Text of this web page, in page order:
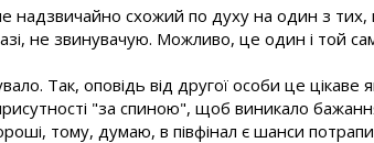
надзвичайно схожий по духу на один з
разі, не звинувачую. Можливо, це один і той
Так, оповідь від другої особи це
"за спиною", щоб виникало
тому, думаю, в півфінал є шанси